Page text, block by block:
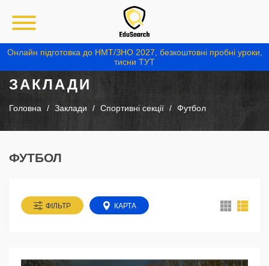
Онлайн підготовка до НМТ/ЗНО 2027, безкоштовні пробні уроки,
тисни ТУТ
ЗАКЛАДИ
Головна Заклади Спортивні секції Футбол
ФУТБОЛ
ФІЛЬТР КАРТА